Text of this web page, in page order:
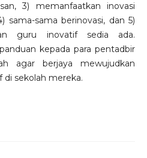
3) memanfaatkan inovasi
sama-sama berinovasi, dan 5)
guru inovatif sedia ada.
kepada para pentadbir
agar berjaya mewujudkan
di sekolah mereka.